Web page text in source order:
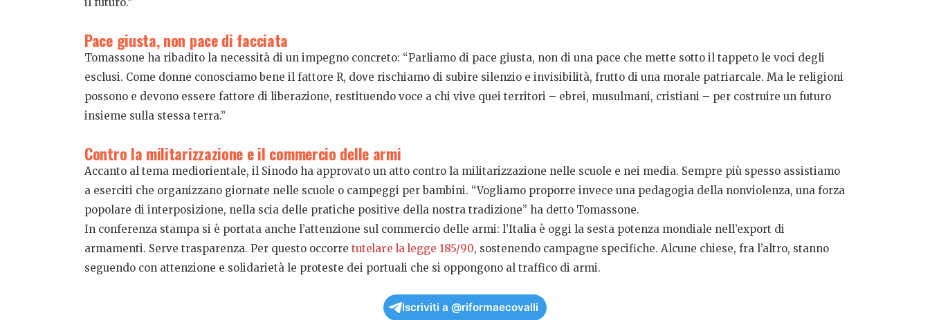
Pace giusta, non pace di facciata
Tomassone ha ribadito la necessità di un impegno concreto: “Parliamo di pace giusta, non di una pace che mette sotto il tappeto le voci degli
esclusi. Come donne conosciamo bene il fattore R, dove rischiamo di subire silenzio e invisibilità, frutto di una morale patriarcale. Ma le religioni
possono e devono essere fattore di liberazione, restituendo voce a chi vive quei territori – ebrei, musulmani, cristiani – per costruire un futuro
insieme sulla stessa terra.”
Contro la militarizzazione e il commercio delle armi
Accanto al tema mediorientale, il Sinodo ha approvato un atto contro la militarizzazione nelle scuole e nei media. Sempre più spesso assistiamo
a eserciti che organizzano giornate nelle scuole o campeggi per bambini. “Vogliamo proporre invece una pedagogia della nonviolenza, una forza
popolare di interposizione, nella scia delle pratiche positive della nostra tradizione” ha detto Tomassone.
In conferenza stampa si è portata anche l’attenzione sul commercio delle armi: l’Italia è oggi la sesta potenza mondiale nell’export di
armamenti. Serve trasparenza. Per questo occorre tutelare la legge 185/90, sostenendo campagne specifiche. Alcune chiese, fra l’altro, stanno
seguendo con attenzione e solidarietà le proteste dei portuali che si oppongono al traffico di armi.
Iscriviti a @riformaecovalli